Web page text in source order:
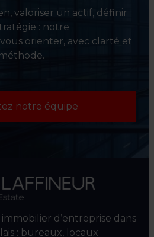
valoriser un actif, définir
: notre
orienter, avec clarté et
méthode.
notre équipe
d’entreprise dans
: bureaux, locaux